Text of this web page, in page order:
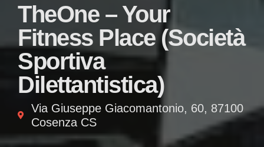
TheOne – Your
Fitness Place (Società
Sportiva
Dilettantistica)
Via Giuseppe Giacomantonio, 60, 87100
Cosenza CS